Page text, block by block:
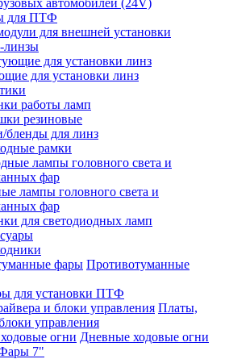
автомобилей (24V)
для ПТФ
для внешней установки
для установки линз
работы ламп
резиновые
бленды для линз
рамки
лампы головного света и
фар
для светодиодных ламп
Противотуманные
для установки ПТФ
Платы,
управления
Дневные ходовые огни
7"